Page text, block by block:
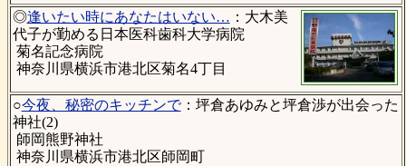
◎逢いたい時にあなたはいない… ：大木美
代子が勤める日本医科歯科大学病院
菊名記念病院
神奈川県横浜市港北区菊名4丁目
○今夜、秘密のキッチンで：坪倉あゆみと坪倉渉が出会った
神社(2)
師岡熊野神社
神奈川県横浜市港北区師岡町